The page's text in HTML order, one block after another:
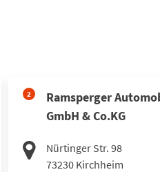
2
Ramsperger
GmbH & Co.KG
Nürtinger Str. 98
73230 Kirchheim